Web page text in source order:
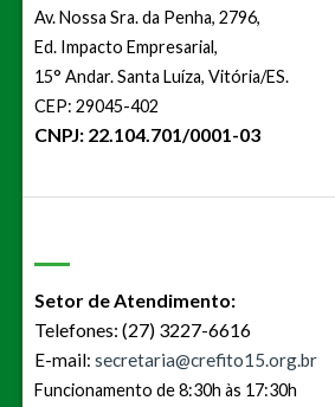
Av. Nossa Sra. da Penha, 2796,
Ed. Impacto Empresarial,
15° Andar. Santa Luíza, Vitória/ES.
CEP: 29045-402
CNPJ: 22.104.701/0001-03
Setor de Atendimento:
Telefones: (27) 3227-6616
E-mail: secretaria@crefito15.org.br
Funcionamento de 8:30h às 17:30h